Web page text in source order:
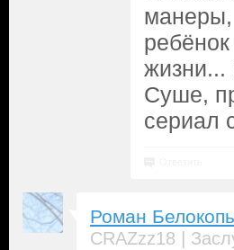
манеры,
жизни...
Суше,
сериал
Роман
CRAZzz18 |